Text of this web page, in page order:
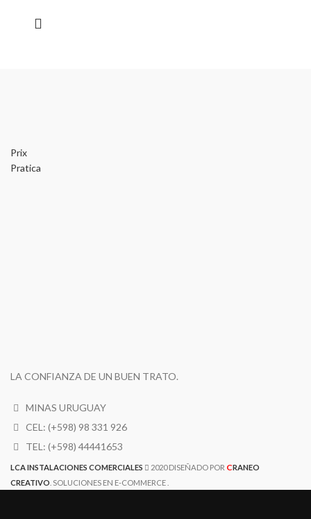
Prix
Pratica
LA CONFIANZA DE UN BUEN TRATO.
MINAS URUGUAY
CEL: (+598) 98 331 926
TEL: (+598) 44441653
LCA INSTALACIONES COMERCIALES 2020 DISEÑADO POR CRANEO
CREATIVO . SOLUCIONES EN E-COMMERCE .